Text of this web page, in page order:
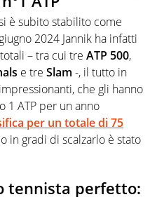
è subito stabilito come
2024 Jannik ha infatti
– tra cui tre ATP 500,
e tre Slam -, il tutto in
che gli hanno
1 ATP per un anno
per un totale di 75
in gradi di scalzarlo è stato
tennista perfetto: